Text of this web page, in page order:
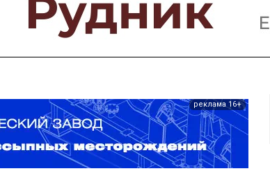
Предприятия и компании
Интервью
Выставки, Конференции
реклама 16+